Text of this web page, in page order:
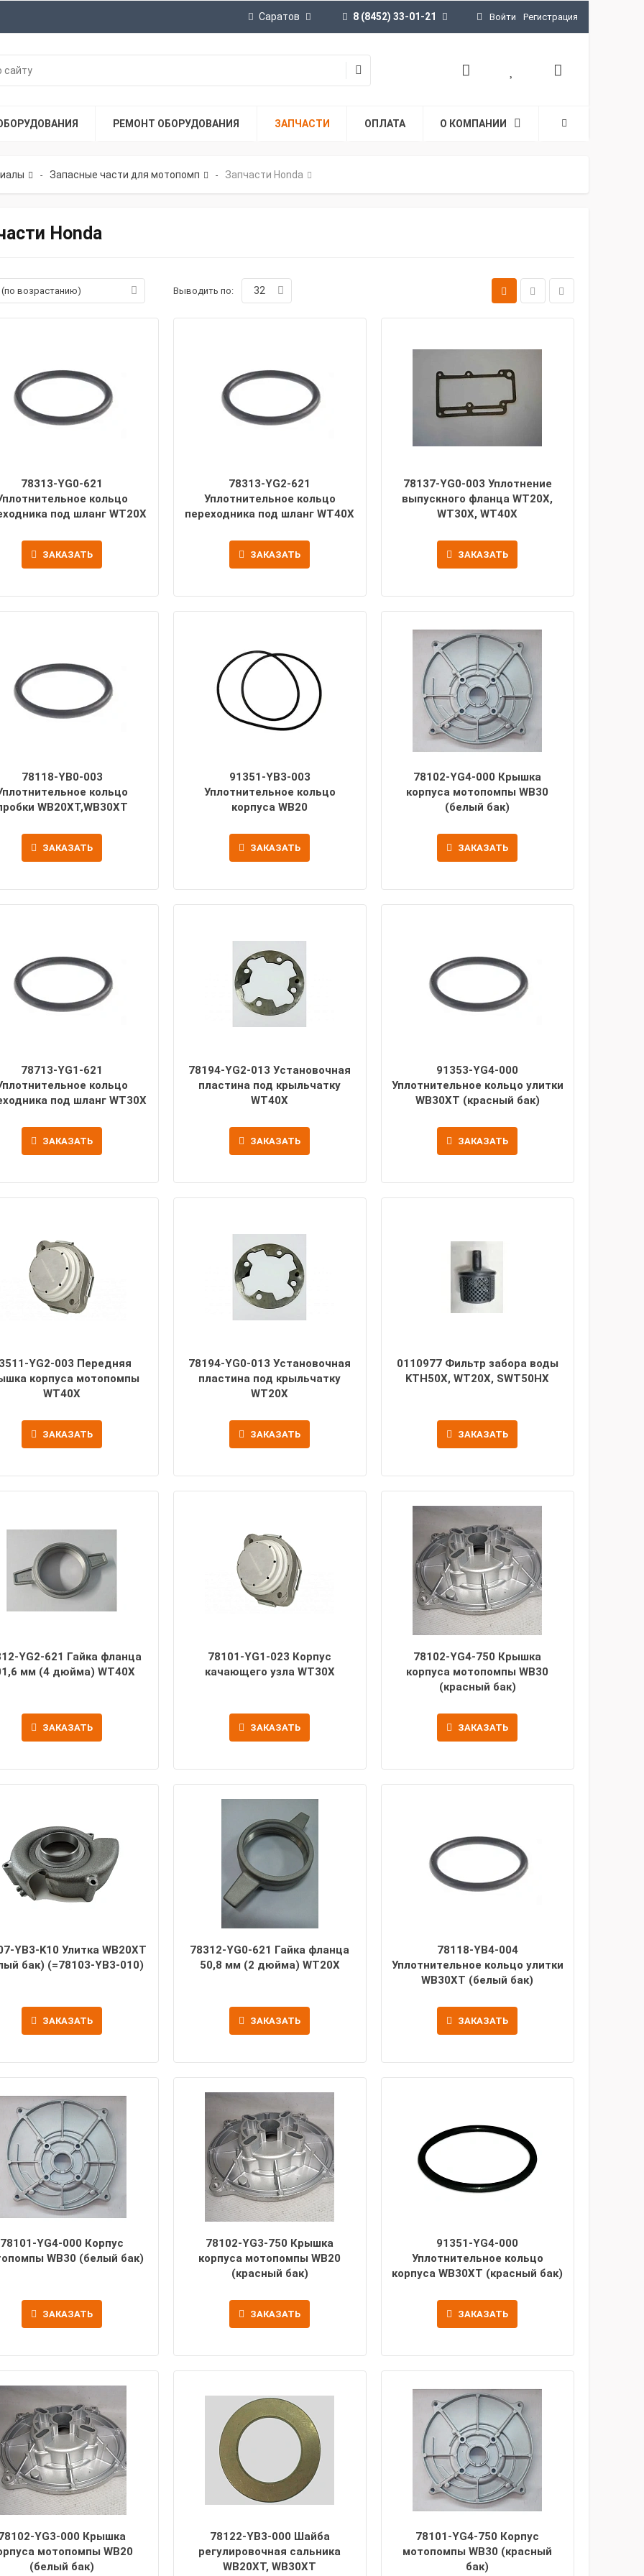
Саратов 8 (8452) 33-01-21 Войти Регистрация
РЕМОНТ ОБОРУДОВАНИЯ ЗАПЧАСТИ ОПЛАТА О КОМПАНИИ
- Запасные части для мотопомп - Запчасти Honda
Honda
(по возрастанию) Выводить по: 32
78313-YG0-621
кольцо
под шланг WT20X
ЗАКАЗАТЬ
78313-YG2-621
Уплотнительное кольцо
переходника под шланг WT40X
ЗАКАЗАТЬ
78137-YG0-003 Уплотнение
выпускного фланца WT20X,
WT30X, WT40X
ЗАКАЗАТЬ
78118-YB0-003
кольцо
WB20XT,WB30XT
ЗАКАЗАТЬ
91351-YB3-003
Уплотнительное кольцо
корпуса WB20
ЗАКАЗАТЬ
78102-YG4-000 Крышка
корпуса мотопомпы WB30
(белый бак)
ЗАКАЗАТЬ
78713-YG1-621
кольцо
под шланг WT30X
ЗАКАЗАТЬ
78194-YG2-013 Установочная
пластина под крыльчатку
WT40X
ЗАКАЗАТЬ
91353-YG4-000
Уплотнительное кольцо улитки
WB30XT (красный бак)
ЗАКАЗАТЬ
YG2-003 Передняя
корпуса мотопомпы
WT40X
ЗАКАЗАТЬ
78194-YG0-013 Установочная
пластина под крыльчатку
WT20X
ЗАКАЗАТЬ
0110977 Фильтр забора воды
KTH50X, WT20X, SWT50HX
ЗАКАЗАТЬ
YG2-621 Гайка фланца
мм (4 дюйма) WT40X
ЗАКАЗАТЬ
78101-YG1-023 Корпус
качающего узла WT30X
ЗАКАЗАТЬ
78102-YG4-750 Крышка
корпуса мотопомпы WB30
(красный бак)
ЗАКАЗАТЬ
YB3-K10 Улитка WB20XT
бак) (=78103-YB3-010)
ЗАКАЗАТЬ
78312-YG0-621 Гайка фланца
50,8 мм (2 дюйма) WT20X
ЗАКАЗАТЬ
78118-YB4-004
Уплотнительное кольцо улитки
WB30XT (белый бак)
ЗАКАЗАТЬ
78101-YG4-000 Корпус
WB30 (белый бак)
ЗАКАЗАТЬ
78102-YG3-750 Крышка
корпуса мотопомпы WB20
(красный бак)
ЗАКАЗАТЬ
91351-YG4-000
Уплотнительное кольцо
корпуса WB30XT (красный бак)
ЗАКАЗАТЬ
YG3-000 Крышка
мотопомпы WB20
(белый бак)
78122-YB3-000 Шайба
регулировочная сальника
WB20XT, WB30XT
78101-YG4-750 Корпус
мотопомпы WB30 (красный
бак)